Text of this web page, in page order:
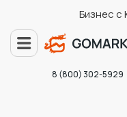
Бизнес с
8 (800) 302-5929